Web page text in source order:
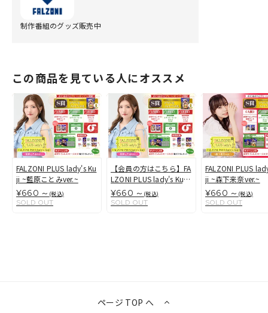
制作番組のグッズ販売中
この商品を見ている人にオススメ
FALZONI PLUS lady's Ku
ji ~藍原ことみver.~
¥660 ～ (税込)
SOLD OUT
【会員の方はこちら】FA
LZONI PLUS lady's Kuji
~藍原ことみver.~
¥660 ～ (税込)
SOLD OUT
FALZONI PLUS
ji ~森下来奈ver.~
¥660 ～ (税込)
SOLD OUT
ページ TOP へ